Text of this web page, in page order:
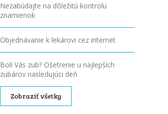
Nezabúdajte na dôležitú kontrolu
znamienok
Objednávanie k lekárovi cez internet
Bolí Vás zub? Ošetrenie u najlepších
zubárov nasledujúci deň
Zobraziť všetky